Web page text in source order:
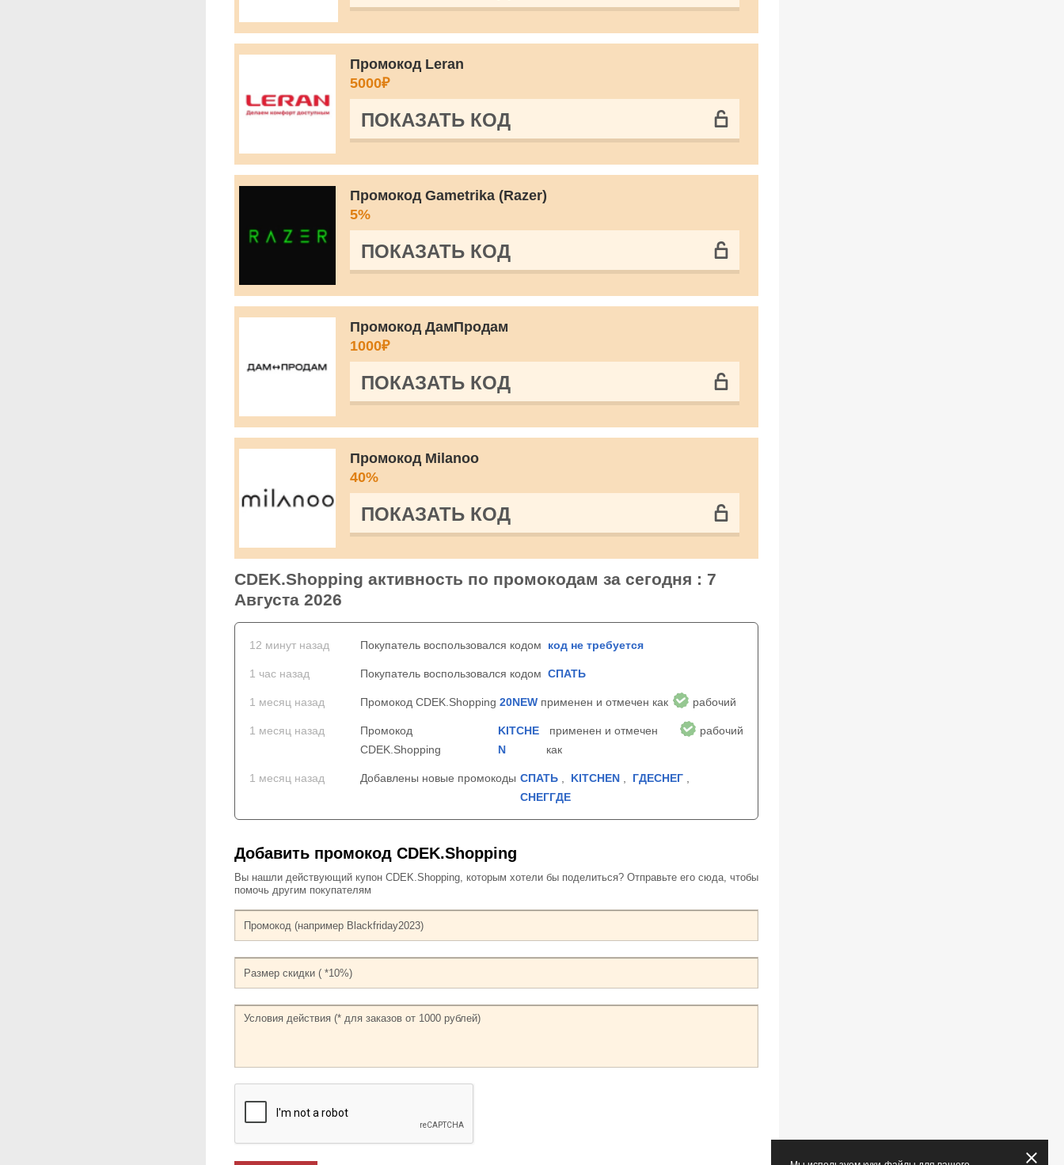
Промокод Leran
5000₽
ПОКАЗАТЬ КОД
Промокод Gametrika (Razer)
5%
ПОКАЗАТЬ КОД
Промокод ДамПродам
1000₽
ПОКАЗАТЬ КОД
Промокод Milanoo
40%
ПОКАЗАТЬ КОД
CDEK.Shopping активность по промокодам за сегодня : 7
Августа 2026
12 минут назад Покупатель воспользовался кодом код не требуется
1 час назад Покупатель воспользовался кодом СПАТЬ
1 месяц назад Промокод CDEK.Shopping 20NEW применен и отмечен как рабочий
1 месяц назад
Промокод
CDEK.Shopping
KITCHE
N
применен и отмечен
как
рабочий
1 месяц назад Добавлены новые промокоды СПАТЬ KITCHEN ГДЕСНЕГ
СНЕГГДЕ
Добавить промокод CDEK.Shopping
Вы нашли действующий купон CDEK.Shopping, которым хотели бы поделиться? Отправьте его сюда, чтобы
помочь другим покупателям